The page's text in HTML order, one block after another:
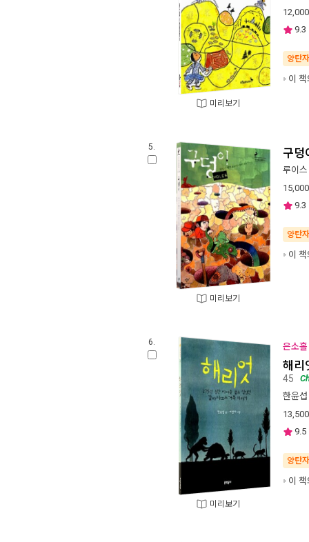
미리보기
12,000
9.3
양탄
이
5.
미리보기
구덩
루이
15,000
9.3
양탄
이
6.
미리보기
은소
해리
45
한윤섭
13,500
9.5
양탄
이